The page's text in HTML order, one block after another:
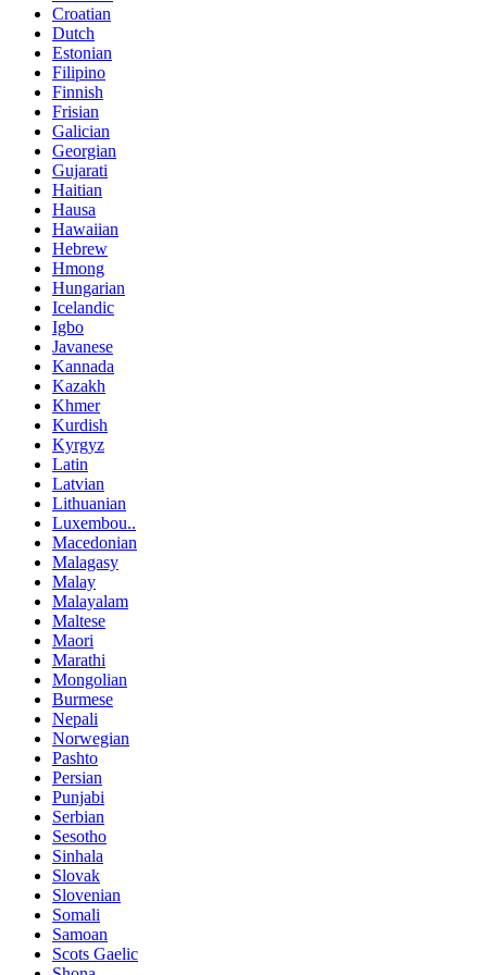
Croatian
Dutch
Estonian
Filipino
Finnish
Frisian
Galician
Georgian
Gujarati
Haitian
Hausa
Hawaiian
Hebrew
Hmong
Hungarian
Icelandic
Igbo
Javanese
Kannada
Kazakh
Khmer
Kurdish
Kyrgyz
Latin
Latvian
Lithuanian
Luxembou..
Macedonian
Malagasy
Malay
Malayalam
Maltese
Maori
Marathi
Mongolian
Burmese
Nepali
Norwegian
Pashto
Persian
Punjabi
Serbian
Sesotho
Sinhala
Slovak
Slovenian
Somali
Samoan
Scots Gaelic